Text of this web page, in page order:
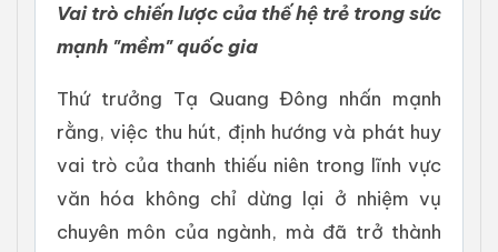
Vai trò chiến lược của thế hệ trẻ trong sức
mạnh "mềm" quốc gia
Thứ trưởng Tạ Quang Đông nhấn mạnh
rằng, việc thu hút, định hướng và phát huy
vai trò của thanh thiếu niên trong lĩnh vực
văn hóa không chỉ dừng lại ở nhiệm vụ
chuyên môn của ngành, mà đã trở thành